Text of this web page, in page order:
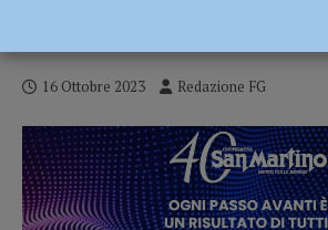
16 Ottobre 2023 Redazione FG